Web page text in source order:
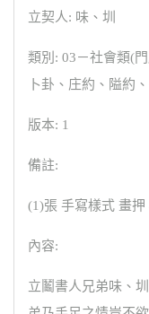
立契人: 味、圳
類別: 03－社會類(
卜卦、庄約、隘約
版本: 1
備註:
(1)張 手寫樣式 畫押
內容:
立鬮書人兄弟味、